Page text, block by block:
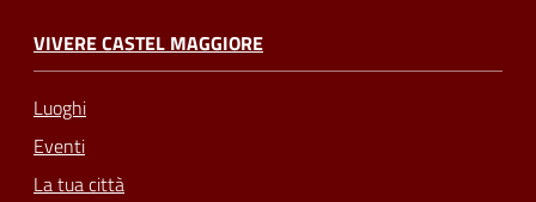
VIVERE CASTEL MAGGIORE
Luoghi
Eventi
La tua città